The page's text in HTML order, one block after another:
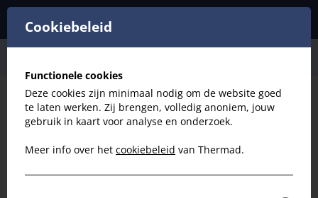
Cookiebeleid
Functionele cookies
Deze cookies zijn minimaal nodig om de website goed
te laten werken. Zij brengen, volledig anoniem, jouw
gebruik in kaart voor analyse en onderzoek.
Meer info over het cookiebeleid van Thermad.
Filteren
Luchtbehandeling - Air 70